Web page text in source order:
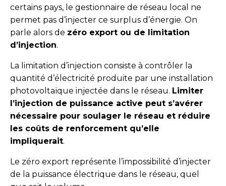
certains pays, le gestionnaire de réseau local ne
permet pas d’injecter ce surplus d’énergie. On
parle alors de zéro export ou de limitation
d’injection.
La limitation d’injection consiste à contrôler la
quantité d’électricité produite par une installation
photovoltaïque injectée dans le réseau. Limiter
l’injection de puissance active peut s’avérer
nécessaire pour soulager le réseau et réduire
les coûts de renforcement qu’elle
impliquerait.
Le zéro export représente l’impossibilité d’injecter
de la puissance électrique dans le réseau, quel